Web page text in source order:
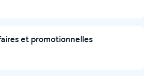
et promotionnelles